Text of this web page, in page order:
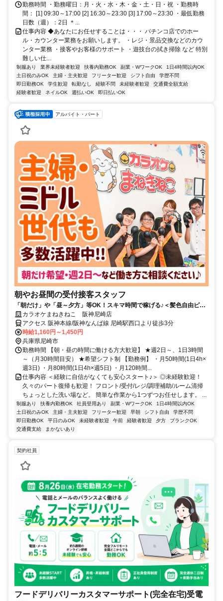
勤務時間 ・勤務曜日：月・火・水・木・金・土・日・祝 ・勤務時
間： [1] 09:30～17:00 [2] 16:30～23:30 [3] 17:00～23:30 ・最低勤務
日数（週）：2日 ＊...
仕事内容 ◆あなたにお任せすることは・・・ パチンコ店でのホー
ル・カウンター業務をお願いします。 ・レジ・景品交換などのカウ
ンター業務 ・接客やお客様のサポート ・遊技台の拭き掃除 など 特別
難しい仕...
制服あり 業界未経験者歓迎 扶養内勤務OK 副業・WワークOK
1日4時間以内OK
土日祝のみOK
主婦・主夫歓迎 フリーター歓迎 シフト自由
学歴不問
即日勤務OK
学生歓迎 転勤なし 経験不問 未経験者歓迎
交通費全額支給
経験者歓迎
ネイルOK 週払いOK 即日払いOK
アルバイト・パート
朝やお昼間の受付接客スタッフ
「朝だけ」や「昼～夕方」等OK！スキマ時間で稼げる♪＜髪色自由ピア
スOK＞食事補助＆社割＆昇給あり♪
カラオケまねきねこ 阪神尼崎店
アクセス 阪神本線/阪神なんば線 尼崎駅西口より徒歩3分
時給1,160円～1,450円
兵庫県尼崎市
勤務時間 【朝・昼の時間に働ける方大歓迎】 ★週2日～、1日3時間
～（月30時間目安） ★希望シフト制 【勤務例】 ・月50時間(1日4h×
週3日) ・月80時間(1日4h×週5日) ・月120時間...
仕事内容 ＜経験に自信がなくても安心スタート♪＞ ◎未経験歓迎！
久々のパート復帰も歓迎！ フロント/受付/レジ/調理補助/ルーム清掃
ちょっとした洗い場など。 簡単な作業から1つずつお任せします。 ...
制服あり 扶養内勤務OK 社員登用あり 副業・WワークOK
1日4時間以内OK
土日祝のみOK
主婦・主夫歓迎 フリーター歓迎 早朝 シフト自由
学歴不問
即日勤務OK
平日のみOK 未経験者歓迎 午前 経験者歓迎 夕方
ブランクOK
交通費支給
まかないあり
契約社員
フードデリバリーカスタマーサポート(完全在宅)受電